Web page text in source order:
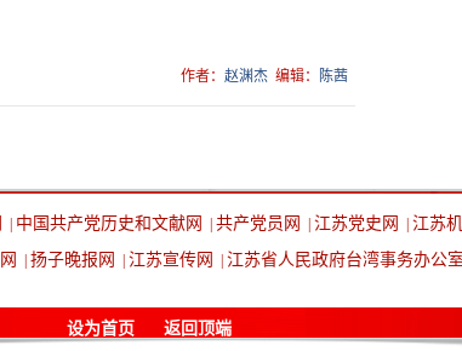
作者： 赵渊杰 编辑： 陈茜
中国共产党历史和文献网 共产党员网 江苏党史网 江苏
扬子晚报网 江苏宣传网 江苏省人民政府台湾事务办公室
设为首页 返回顶端